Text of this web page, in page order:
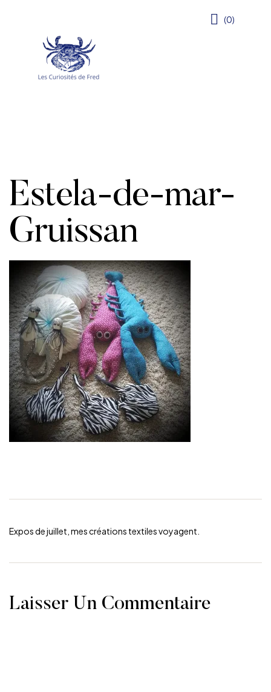
(0)
Estela-de-mar-
Gruissan
Expos de juillet, mes créations textiles voyagent.
Laisser Un Commentaire